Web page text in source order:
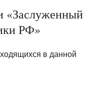
«Заслуженный
РФ»
в данной